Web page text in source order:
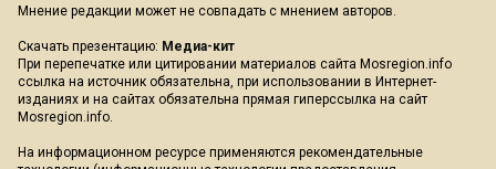
Мнение редакции может не совпадать с мнением авторов.
Скачать презентацию: Медиа-кит
При перепечатке или цитировании материалов сайта Mosregion.info
ссылка на источник обязательна, при использовании в Интернет-
изданиях и на сайтах обязательна прямая гиперссылка на сайт
Mosregion.info.
На информационном ресурсе применяются рекомендательные